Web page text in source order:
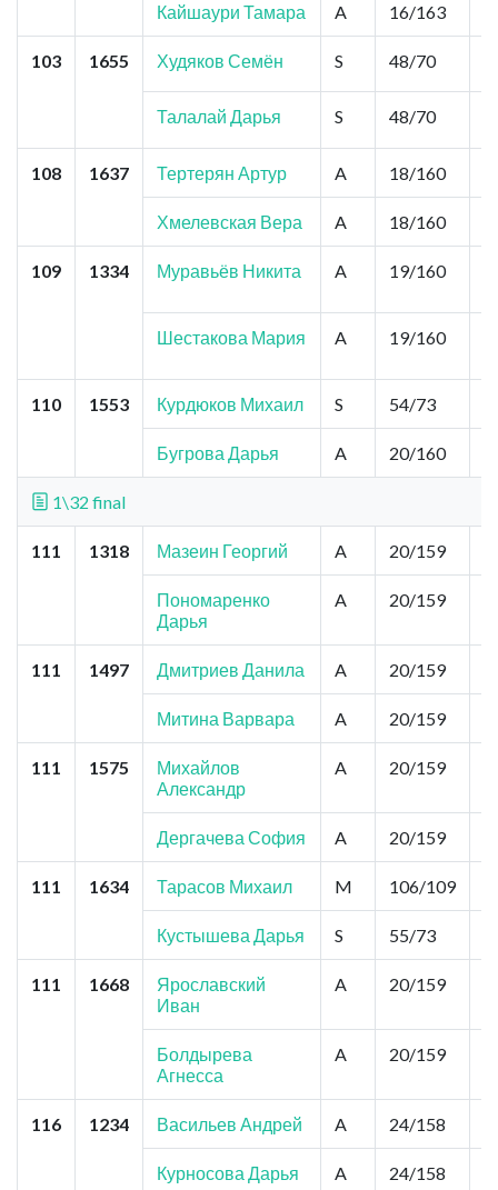
Кайшаури Тамара A 16/163
103 1655 Худяков Семён S 48/70
Талалай Дарья S 48/70
108 1637 Тертерян Артур A 18/160
Хмелевская Вера A 18/160
109 1334 Муравьёв Никита A 19/160
Шестакова Мария A 19/160
110 1553 Курдюков Михаил S 54/73
Бугрова Дарья A 20/160
1\32 final
111 1318 Мазеин Георгий A 20/159
Пономаренко
Дарья
A 20/159
111 1497 Дмитриев Данила A 20/159
Митина Варвара A 20/159
111 1575
Михайлов
Александр
A 20/159
Дергачева София A 20/159
111 1634 Тарасов Михаил M 106/109
Кустышева Дарья S 55/73
111 1668
Ярославский
Иван
A 20/159
Болдырева
Агнесса
A 20/159
116 1234 Васильев Андрей A 24/158
Курносова Дарья A 24/158